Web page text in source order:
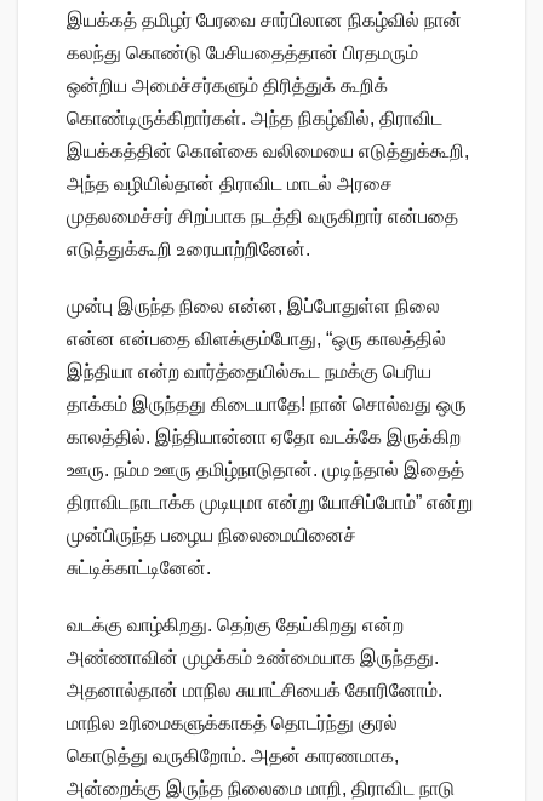
இயக்கத் தமிழர் பேரவை சார்பிலான நிகழ்வில் நான்
கலந்து கொண்டு பேசியதைத்தான் பிரதமரும்
ஒன்றிய அமைச்சர்களும் திரித்துக் கூறிக்
கொண்டிருக்கிறார்கள். அந்த நிகழ்வில், திராவிட
இயக்கத்தின் கொள்கை வலிமையை எடுத்துக்கூறி,
அந்த வழியில்தான் திராவிட மாடல் அரசை
முதலமைச்சர் சிறப்பாக நடத்தி வருகிறார் என்பதை
எடுத்துக்கூறி உரையாற்றினேன்.
முன்பு இருந்த நிலை என்ன, இப்போதுள்ள நிலை
என்ன என்பதை விளக்கும்போது, “ஒரு காலத்தில்
இந்தியா என்ற வார்த்தையில்கூட நமக்கு பெரிய
தாக்கம் இருந்தது கிடையாதே! நான் சொல்வது ஒரு
காலத்தில். இந்தியான்னா ஏதோ வடக்கே இருக்கிற
ஊரு. நம்ம ஊரு தமிழ்நாடுதான். முடிந்தால் இதைத்
திராவிடநாடாக்க முடியுமா என்று யோசிப்போம்” என்று
முன்பிருந்த பழைய நிலைமையினைச்
சுட்டிக்காட்டினேன்.
வடக்கு வாழ்கிறது. தெற்கு தேய்கிறது என்ற
அண்ணாவின் முழக்கம் உண்மையாக இருந்தது.
அதனால்தான் மாநில சுயாட்சியைக் கோரினோம்.
மாநில உரிமைகளுக்காகத் தொடர்ந்து குரல்
கொடுத்து வருகிறோம். அதன் காரணமாக,
அன்றைக்கு இருந்த நிலைமை மாறி, திராவிட நாடு